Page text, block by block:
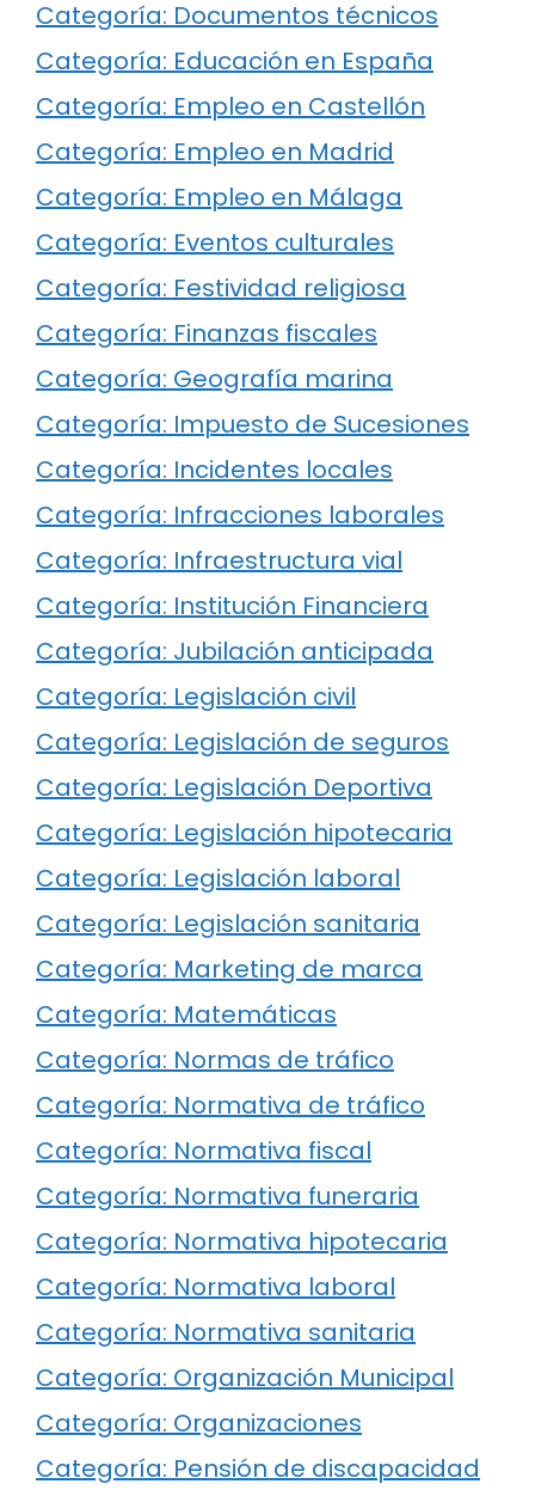
Categoría: Documentos técnicos
Categoría: Educación en España
Categoría: Empleo en Castellón
Categoría: Empleo en Madrid
Categoría: Empleo en Málaga
Categoría: Eventos culturales
Categoría: Festividad religiosa
Categoría: Finanzas fiscales
Categoría: Geografía marina
Categoría: Impuesto de Sucesiones
Categoría: Incidentes locales
Categoría: Infracciones laborales
Categoría: Infraestructura vial
Categoría: Institución Financiera
Categoría: Jubilación anticipada
Categoría: Legislación civil
Categoría: Legislación de seguros
Categoría: Legislación Deportiva
Categoría: Legislación hipotecaria
Categoría: Legislación laboral
Categoría: Legislación sanitaria
Categoría: Marketing de marca
Categoría: Matemáticas
Categoría: Normas de tráfico
Categoría: Normativa de tráfico
Categoría: Normativa fiscal
Categoría: Normativa funeraria
Categoría: Normativa hipotecaria
Categoría: Normativa laboral
Categoría: Normativa sanitaria
Categoría: Organización Municipal
Categoría: Organizaciones
Categoría: Pensión de discapacidad